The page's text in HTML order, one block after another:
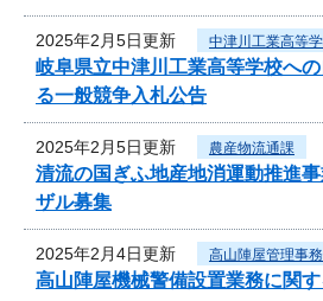
2025年2月5日更新 中津川工業高等
岐阜県立中津川工業高等学校へ
る一般競争入札公告
2025年2月5日更新 農産物流通課
清流の国ぎふ地産地消運動推進
ザル募集
2025年2月4日更新 高山陣屋管理事
高山陣屋機械警備設置業務に関